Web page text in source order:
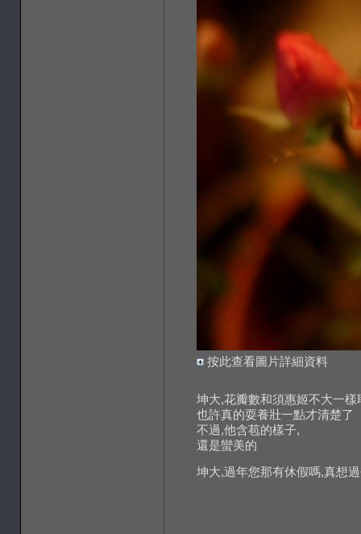
按此查看圖片詳細資料
坤大,花瓣數和須惠姬不大一樣
也許真的耍養壯一點才清楚了
不過,他含苞的樣子,
還是蠻美的
坤大,過年您那有休假嗎,真想